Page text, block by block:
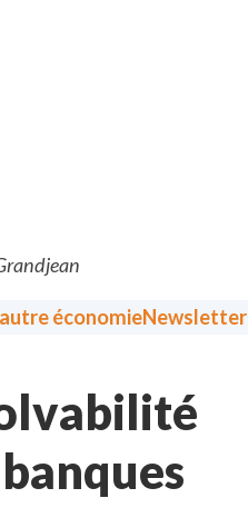
économieNewsletter